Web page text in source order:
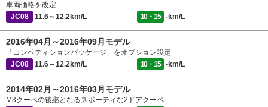
車両価格を改定
JC08
11.6～12.2km/L 10・15 -km/L
2016年04月～2016年09月モデル
「コンペティションパッケージ」をオプション設定
JC08
11.6～12.2km/L 10・15 -km/L
2014年02月～2016年03月モデル
M3クーペの後継となるスポーティな2ドアクーペ